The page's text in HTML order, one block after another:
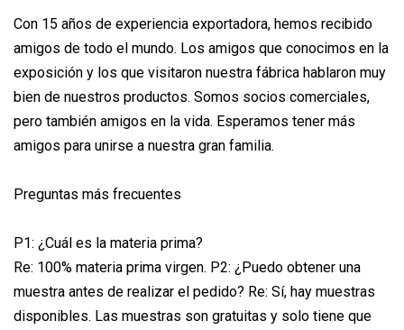
Con 15 años de experiencia exportadora, hemos recibido
amigos de todo el mundo. Los amigos que conocimos en la
exposición y los que visitaron nuestra fábrica hablaron muy
bien de nuestros productos. Somos socios comerciales,
pero también amigos en la vida. Esperamos tener más
amigos para unirse a nuestra gran familia.
Preguntas más frecuentes
P1: ¿Cuál es la materia prima?
Re: 100% materia prima virgen. P2: ¿Puedo obtener una
muestra antes de realizar el pedido? Re: Sí, hay muestras
disponibles. Las muestras son gratuitas y solo tiene que